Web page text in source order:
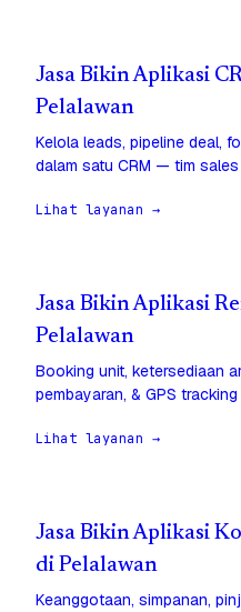
Jasa Bikin Aplikasi
Pelalawan
Kelola leads, pipeline deal,
dalam satu CRM — tim
Lihat layanan →
Jasa Bikin Aplikasi
Pelalawan
Booking unit, ketersediaan
pembayaran, & GPS
Lihat layanan →
Jasa Bikin Aplikasi
di Pelalawan
Keanggotaan, simpanan,